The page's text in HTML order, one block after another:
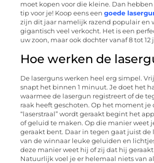
moet kopen voor die kleine. Dan
tip voor je! Koop eens een goede
zijn dit jaar namelijk razend populair en
gigantisch veel verkocht. Het is een
uw zoon, maar ook dochter vanaf 8 tot 12
Hoe werken de
De laserguns werken heel erg simpel.
snapt het binnen 1 minuut. Je doet het
waarmee de lasergun registreert of de
raak heeft geschoten. Op het moment je
“laserstraal” wordt geraakt begint het
of geluid te maken. Op die manier weet
geraakt bent. Daar in tegen gaat juist de
van de winnaar leuke geluiden en
deze manier weet hij of zij dat hij geraakt
Natuurlijk voel je er helemaal niets van